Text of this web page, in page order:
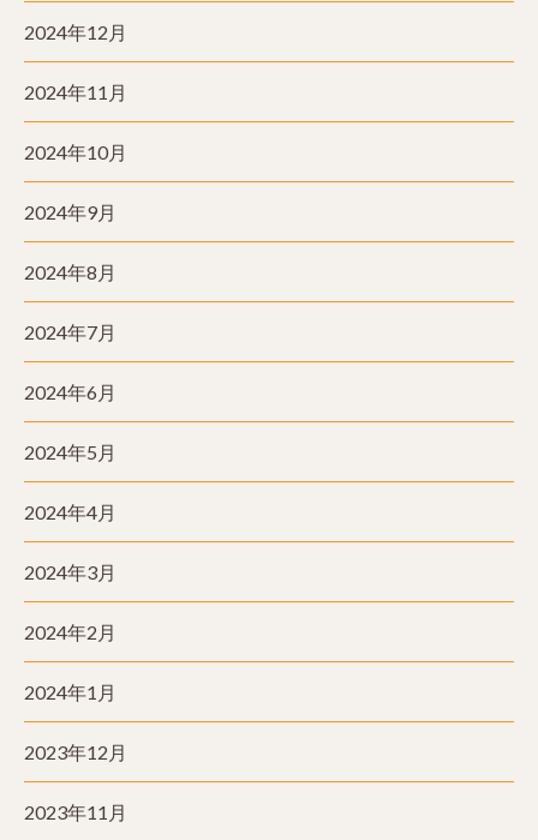
2024年12月
2024年11月
2024年10月
2024年9月
2024年8月
2024年7月
2024年6月
2024年5月
2024年4月
2024年3月
2024年2月
2024年1月
2023年12月
2023年11月